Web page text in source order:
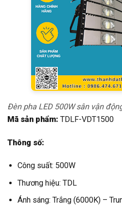
Đèn pha LED 500W sân vận
Mã sản phẩm: TDLF-VDT1500
Thông số:
Công suất: 500W
Thương hiệu: TDL
Ánh sáng: Trắng (6000K) –